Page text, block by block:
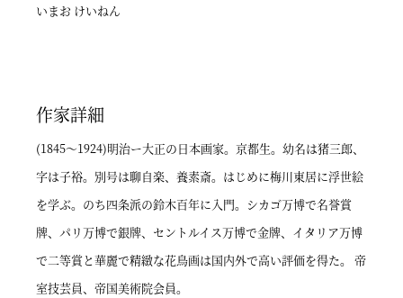
いまお けいねん
作家詳細
(1845～1924)明治ー大正の日本画家。京都生。幼名は猪三郎、
字は子裕。別号は聊自楽、養素斎。はじめに梅川東居に浮世絵
を学ぶ。のち四条派の鈴木百年に入門。シカゴ万博で名誉賞
牌、パリ万博で銀牌、セントルイス万博で金牌、イタリア万博
で二等賞と華麗で精緻な花鳥画は国内外で高い評価を得た。 帝
室技芸員、帝国美術院会員。